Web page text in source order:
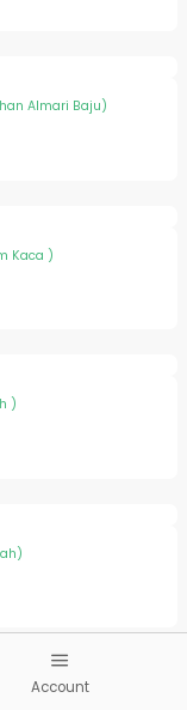
Almari Baju)
Kaca )
)
Account